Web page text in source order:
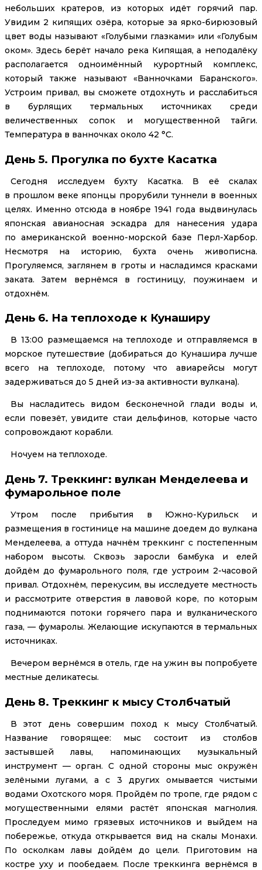
небольших кратеров, из которых идёт горячий пар.
Увидим 2 кипящих озёра, которые за ярко-бирюзовый
цвет воды называют «Голубыми глазками» или «Голубым
оком». Здесь берёт начало река Кипящая, а неподалёку
располагается одноимённый курортный комплекс,
который также называют «Ванночками Баранского».
Устроим привал, вы сможете отдохнуть и расслабиться
в бурлящих термальных источниках среди
величественных сопок и могущественной тайги.
Температура в ванночках около 42 °C.
День 5. Прогулка по бухте Касатка
Сегодня исследуем бухту Касатка. В её скалах
в прошлом веке японцы прорубили туннели в военных
целях. Именно отсюда в ноябре 1941 года выдвинулась
японская авианосная эскадра для нанесения удара
по американской военно-морской базе Перл-Харбор.
Несмотря на историю, бухта очень живописна.
Прогуляемся, заглянем в гроты и насладимся красками
заката. Затем вернёмся в гостиницу, поужинаем и
отдохнём.
День 6. На теплоходе к Кунаширу
В 13:00 размещаемся на теплоходе и отправляемся в
морское путешествие (добираться до Кунашира лучше
всего на теплоходе, потому что авиарейсы могут
задерживаться до 5 дней из-за активности вулкана).
Вы насладитесь видом бесконечной глади воды и,
если повезёт, увидите стаи дельфинов, которые часто
сопровождают корабли.
Ночуем на теплоходе.
День 7. Треккинг: вулкан Менделеева и
фумарольное поле
Утром после прибытия в Южно-Курильск и
размещения в гостинице на машине доедем до вулкана
Менделеева, а оттуда начнём треккинг с постепенным
набором высоты. Сквозь заросли бамбука и елей
дойдём до фумарольного поля, где устроим 2-часовой
привал. Отдохнём, перекусим, вы исследуете местность
и рассмотрите отверстия в лавовой коре, по которым
поднимаются потоки горячего пара и вулканического
газа, — фумаролы. Желающие искупаются в термальных
источниках.
Вечером вернёмся в отель, где на ужин вы попробуете
местные деликатесы.
День 8. Треккинг к мысу Столбчатый
В этот день совершим поход к мысу Столбчатый.
Название говорящее: мыс состоит из столбов
застывшей лавы, напоминающих музыкальный
инструмент — орган. С одной стороны мыс окружён
зелёными лугами, а с 3 других омывается чистыми
водами Охотского моря. Пройдём по тропе, где рядом с
могущественными елями растёт японская магнолия.
Проследуем мимо грязевых источников и выйдем на
побережье, откуда открывается вид на скалы Монахи.
По осколкам лавы дойдём до цели. Приготовим на
костре уху и пообедаем. После треккинга вернёмся в